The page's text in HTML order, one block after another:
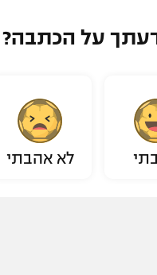
על הכתבה?
לא אהבתי